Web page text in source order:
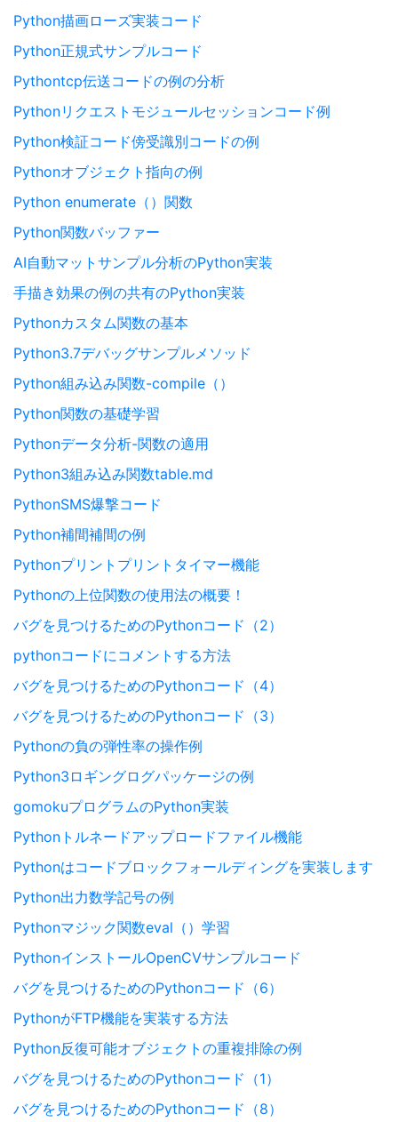
Python描画ローズ実装コード
Python正規式サンプルコード
Pythontcp伝送コードの例の分析
Pythonリクエストモジュールセッションコード例
Python検証コード傍受識別コードの例
Pythonオブジェクト指向の例
Python enumerate（）関数
Python関数バッファー
AI自動マットサンプル分析のPython実装
手描き効果の例の共有のPython実装
Pythonカスタム関数の基本
Python3.7デバッグサンプルメソッド
Python組み込み関数-compile（）
Python関数の基礎学習
Pythonデータ分析-関数の適用
Python3組み込み関数table.md
PythonSMS爆撃コード
Python補間補間の例
Pythonプリントプリントタイマー機能
Pythonの上位関数の使用法の概要！
バグを見つけるためのPythonコード（2）
pythonコードにコメントする方法
バグを見つけるためのPythonコード（4）
バグを見つけるためのPythonコード（3）
Pythonの負の弾性率の操作例
Python3ロギングログパッケージの例
gomokuプログラムのPython実装
Pythonトルネードアップロードファイル機能
Pythonはコードブロックフォールディングを実装します
Python出力数学記号の例
Pythonマジック関数eval（）学習
PythonインストールOpenCVサンプルコード
バグを見つけるためのPythonコード（6）
PythonがFTP機能を実装する方法
Python反復可能オブジェクトの重複排除の例
バグを見つけるためのPythonコード（1）
バグを見つけるためのPythonコード（8）